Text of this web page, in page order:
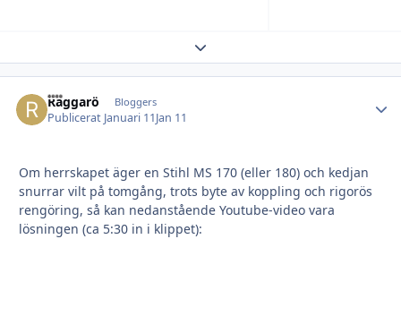
Expand topic overview
Raggarö Bloggers
Publicerat Januari 11Jan 11
Om herrskapet äger en Stihl MS 170 (eller 180) och kedjan
snurrar vilt på tomgång, trots byte av koppling och rigorös
rengöring, så kan nedanstående Youtube-video vara
lösningen (ca 5:30 in i klippet):